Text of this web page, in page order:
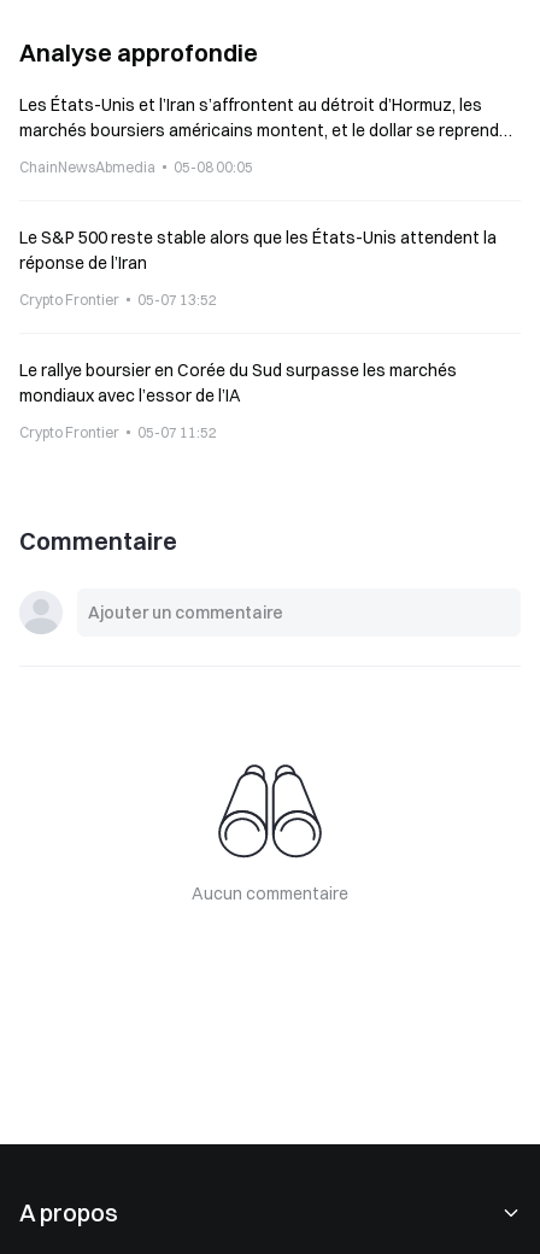
Analyse approfondie
Les États-Unis et l’Iran s’affrontent au détroit d’Hormuz, les
marchés boursiers américains montent, et le dollar se reprend
ChainNewsAbmedia 05-08 00:05
Le S&P 500 reste stable alors que les États-Unis attendent la
réponse de l’Iran
Crypto Frontier 05-07 13:52
Le rallye boursier en Corée du Sud surpasse les marchés
mondiaux avec l’essor de l’IA
Crypto Frontier 05-07 11:52
Commentaire
Aucun commentaire
A propos